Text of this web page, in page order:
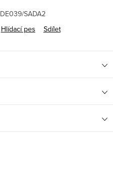
DE039/SADA2
Hlídací pes Sdílet